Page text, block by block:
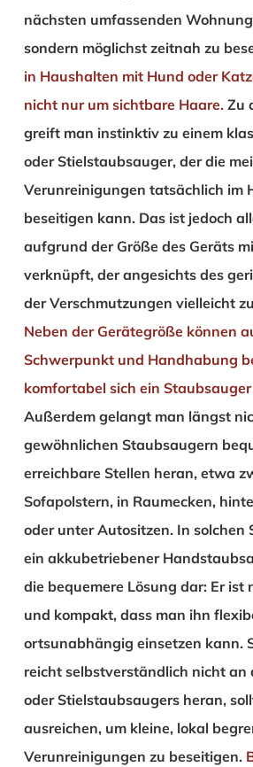
nächsten umfassenden
sondern möglichst zeitnah zu
in Haushalten mit Hund oder
nicht nur um sichtbare Haare.Zu
greift man instinktiv zu einem
oder Stielstaubsauger, der die
Verunreinigungen tatsächlich im
beseitigen kann. Das ist jedoch
aufgrund der Größe des Geräts
verknüpft, der angesichts des
der Verschmutzungen vielleicht
Neben der Gerätegröße können
Schwerpunkt und Handhabung
komfortabel sich ein
Außerdem gelangt man längst
gewöhnlichen Staubsaugern
erreichbare Stellen heran, etwa
Sofapolstern, in Raumecken,
oder unter Autositzen. In solchen
ein akkubetriebener
die bequemere Lösung dar: Er ist
und kompakt, dass man ihn
ortsunabhängig einsetzen kann.
reicht selbstverständlich nicht an
oder Stielstaubsaugers heran,
ausreichen, um kleine, lokal
Verunreinigungen zu beseitigen.